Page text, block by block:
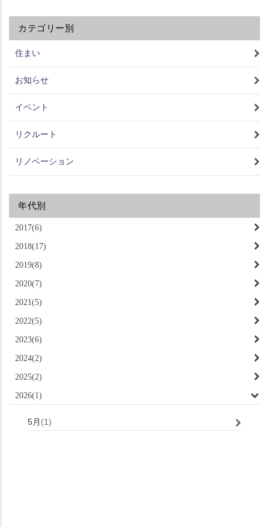
カテゴリー別
住まい
お知らせ
イベント
リクルート
リノベーション
年代別
2017(6)
2018(17)
2019(8)
2020(7)
2021(5)
2022(5)
2023(6)
2024(2)
2025(2)
2026(1)
5月 (1)